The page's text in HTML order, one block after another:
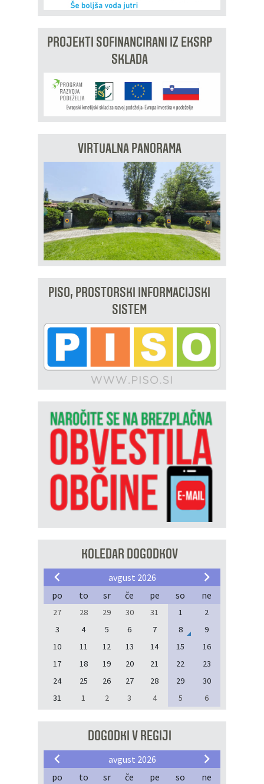
PROJEKTI SOFINANCIRANI IZ EKSRP
SKLADA
VIRTUALNA PANORAMA
PISO, PROSTORSKI INFORMACIJSKI
SISTEM
KOLEDAR DOGODKOV
avgust 2026
po
to sr če pe so ne
27 28 29 30 31 1
2
3
4 5 6 7 8
9
10
11 12 13 14 15
16
17
18 19 20 21 22
23
24
25 26 27 28 29
30
31
1 2 3 4 5 6
DOGODKI V REGIJI
avgust 2026
po
to sr če pe so ne